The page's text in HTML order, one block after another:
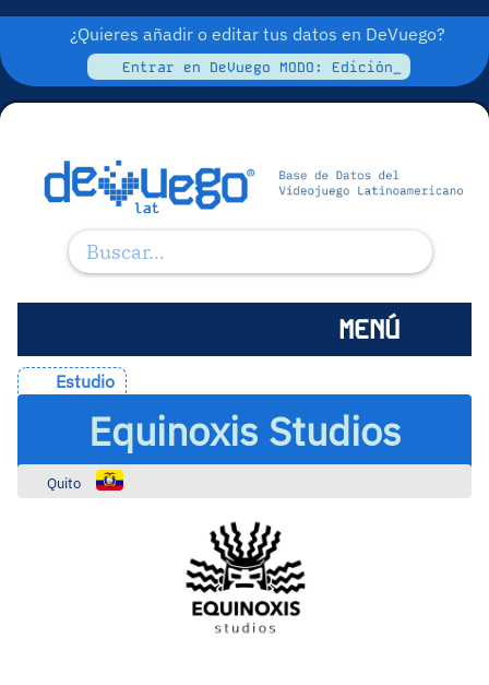
¿Quieres añadir o editar tus datos en DeVuego?
Entrar en DeVuego MODO: Edición_
MENÚ
Estudio
Equinoxis Studios
Quito